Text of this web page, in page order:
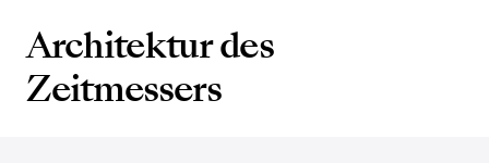
Architektur des
Zeitmessers